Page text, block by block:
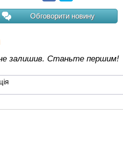
Обговорити новину
залишив. Станьте першим!